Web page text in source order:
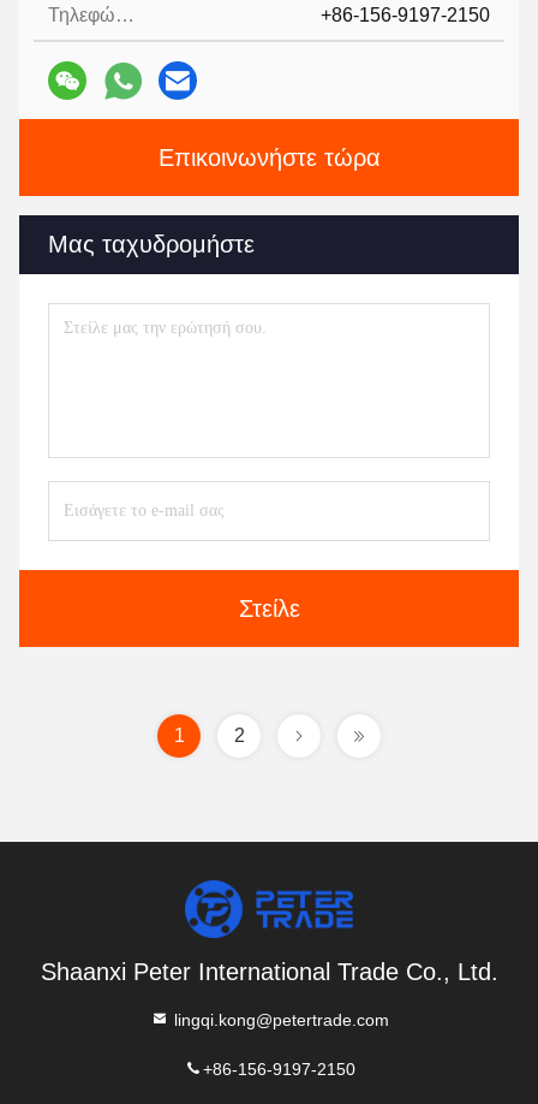
Τηλεφώνημα: +86-156-9197-2150
Επικοινωνήστε τώρα
Μας ταχυδρομήστε
Στείλε
1 2
Shaanxi Peter International Trade Co., Ltd.
lingqi.kong@petertrade.com
+86-156-9197-2150